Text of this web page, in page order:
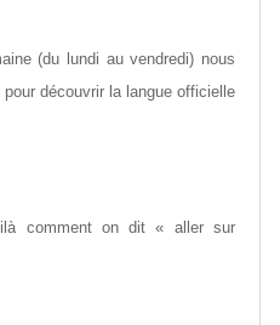
(du lundi au vendredi) nous
découvrir la langue officielle
comment on dit « aller sur